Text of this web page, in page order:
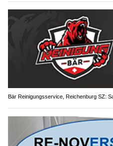
Bär Reinigungsservice, Reichenburg SZ: